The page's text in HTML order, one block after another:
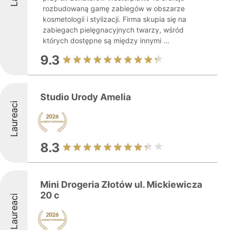
rozbudowaną gamę zabiegów w obszarze
kosmetologii i stylizacji. Firma skupia się na
zabiegach pielęgnacyjnych twarzy, wśród
których dostępne są między innymi ...
9.3
Laureaci
Studio Urody Amelia
8.3
Laureaci
Mini Drogeria Złotów ul. Mickiewicza
20 c